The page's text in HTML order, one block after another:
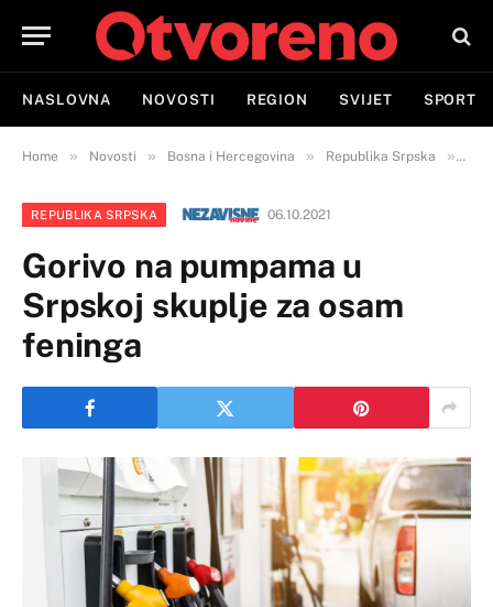
NASLOVNA NOVOSTI REGION SVIJET SPORT
Home » Novosti » Bosna i Hercegovina » Republika Srpska »
REPUBLIKA SRPSKA 06.10.2021
Gorivo na pumpama u
Srpskoj skuplje za osam
feninga